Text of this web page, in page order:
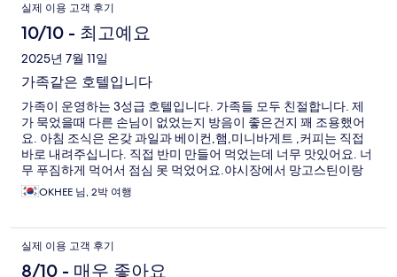
실제 이용 고객 후기
10/10 - 최고예요
2025년 7월 11일
가족같은 호텔입니다
가족이 운영하는 3성급 호텔입니다. 가족들 모두 친절합니다. 제
가 묵었을때 다른 손님이 없었는지 방음이 좋은건지 꽤 조용했어
요. 아침 조식은 온갖 과일과 베이컨,햄,미니바게트 ,커피는 직접
바로 내려주십니다. 직접 반미 만들어 먹었는데 너무 맛있어요. 너
무 푸짐하게 먹어서 점심 못 먹었어요.야시장에서 망고스틴이랑
망고 잔뜩 사왔는데 칼이 없어 난감했으나 빌려주셔서 과일도 너
무 잘 먹었어요. 야시장이랑 가까워서 매일밤 쇼핑과 먹거리를 즐
그러나 위치랑 친절함, 맛있는 조식,가격 덕분에 딸과 즐거운 여행
을 했어요
OKHEE 님, 2박 여행
실제 이용 고객 후기
8/10 - 매우 좋아요